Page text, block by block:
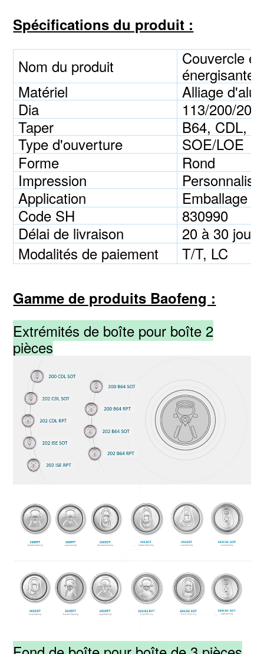
Spécifications du produit :
Nom du produit
Couvercle
énergisantes
Matériel
Alliage
Dia
113/200/
Taper
B64, CDL,
Type d'ouverture
SOE/LOE
Forme
Rond
Impression
Personnalisé
Application
Emballage
Code SH
830990
Délai de livraison
20 à 30 jours
Modalités de paiement
T/T, LC
Gamme de produits Baofeng :
Extrémités de boîte pour boîte 2
pièces